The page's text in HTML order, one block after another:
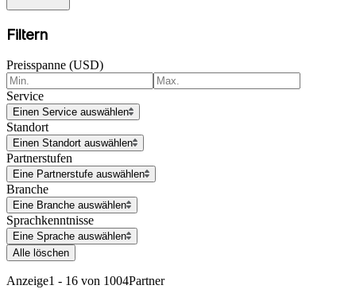
Filtern
Preisspanne (USD)
Service
Einen Service auswählen
Standort
Einen Standort auswählen
Partnerstufen
Eine Partnerstufe auswählen
Branche
Eine Branche auswählen
Sprachkenntnisse
Eine Sprache auswählen
Alle löschen
Anzeige1 - 16 von 1004Partner